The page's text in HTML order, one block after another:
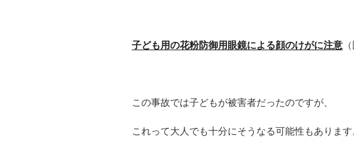
子ども用の花粉防御用眼鏡による顔のけがに注意
この事故では子どもが被害者だったのですが、
これって大人でも十分にそうなる可能性もあります